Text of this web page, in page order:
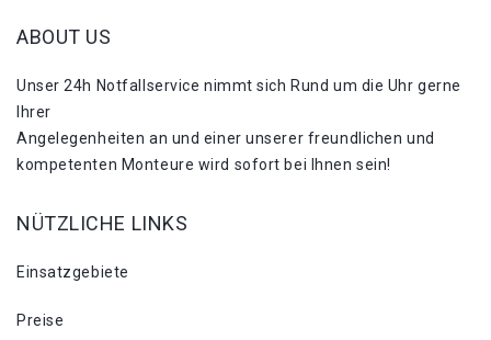
ABOUT US
Unser 24h Notfallservice nimmt sich Rund um die Uhr gerne
Ihrer
Angelegenheiten an und einer unserer freundlichen und
kompetenten Monteure wird sofort bei Ihnen sein!
NÜTZLICHE LINKS
Einsatzgebiete
Preise